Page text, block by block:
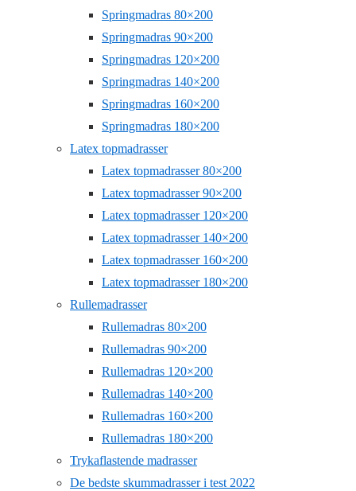
Springmadras 80×200
Springmadras 90×200
Springmadras 120×200
Springmadras 140×200
Springmadras 160×200
Springmadras 180×200
Latex topmadrasser
Latex topmadrasser 80×200
Latex topmadrasser 90×200
Latex topmadrasser 120×200
Latex topmadrasser 140×200
Latex topmadrasser 160×200
Latex topmadrasser 180×200
Rullemadrasser
Rullemadras 80×200
Rullemadras 90×200
Rullemadras 120×200
Rullemadras 140×200
Rullemadras 160×200
Rullemadras 180×200
Trykaflastende madrasser
De bedste skummadrasser i test 2022